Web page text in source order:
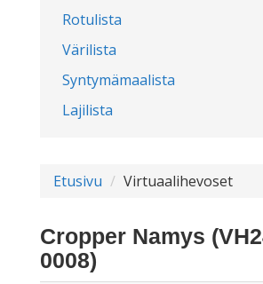
Rotulista
Värilista
Syntymämaalista
Lajilista
Etusivu Virtuaalihevoset
Cropper Namys
0008)